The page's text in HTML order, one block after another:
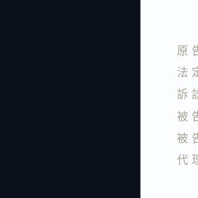
原
法
訴
被
被
代